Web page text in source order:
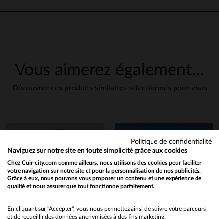
Vous aimerez également…
Découvrez ces produits similaires sélectionnés pour vous
Would you like to be redirected to our English site?
No
Politique de confidentialité
Naviguez sur notre site en toute simplicité grâce aux cookies
Chez Cuir-city.com comme ailleurs, nous utilisons des cookies pour faciliter
votre navigation sur notre site et pour la personnalisation de nos publicités.
Grâce à eux, nous pouvons vous proposer un contenu et une expérience de
qualité et nous assurer que tout fonctionne parfaitement.
En cliquant sur "Accepter", vous nous permettez ainsi de suivre votre parcours
et de recueillir des données anonymisées à des fins marketing.